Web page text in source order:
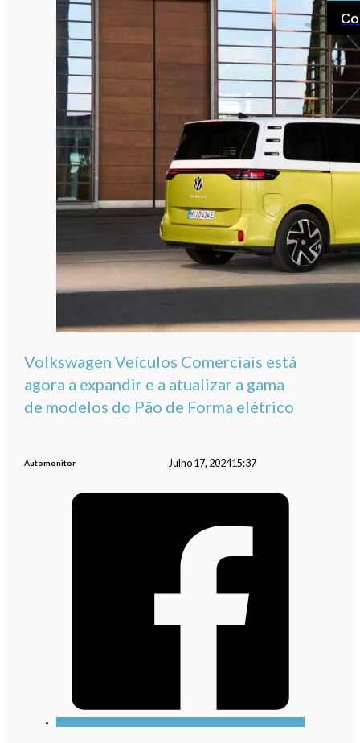
Volkswagen Veículos Comerciais está
agora a expandir e a atualizar a gama
de modelos do Pão de Forma elétrico
Automonitor Julho 17, 202415:37